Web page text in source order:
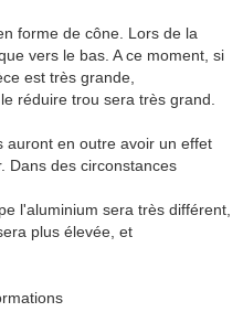
forme de cône. Lors de la
vers le bas. A ce moment, si
est très grande,
réduire trou sera très grand.
auront en outre avoir un effet
Dans des circonstances
l'aluminium sera très différent,
plus élevée, et